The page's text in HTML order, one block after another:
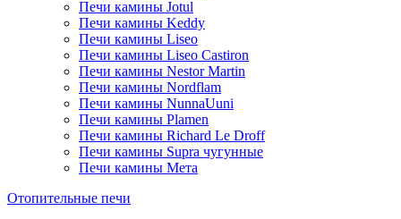
Печи камины Jotul
Печи камины Keddy
Печи камины Liseo
Печи камины Liseo Castiron
Печи камины Nestor Martin
Печи камины Nordflam
Печи камины NunnaUuni
Печи камины Plamen
Печи камины Richard Le Droff
Печи камины Supra чугунные
Печи камины Мета
Отопительные печи